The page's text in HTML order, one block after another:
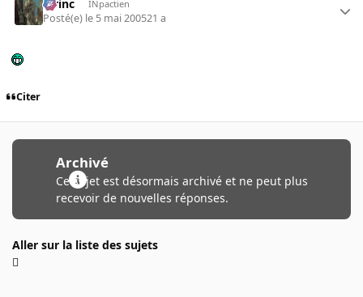
lorinc INpactien
Posté(e) le 5 mai 200521 a
Citer
Archivé
Ce sujet est désormais archivé et ne peut plus
recevoir de nouvelles réponses.
Aller sur la liste des sujets